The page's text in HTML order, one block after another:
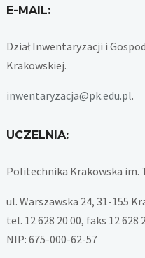
E-MAIL:
Dział Inwentaryzacji i
Krakowskiej.
inwentaryzacja@pk.edu.pl.
UCZELNIA:
Politechnika Krakowska im.
ul. Warszawska 24, 31-155
tel. 12 628 20 00, faks 12 628
NIP: 675-000-62-57